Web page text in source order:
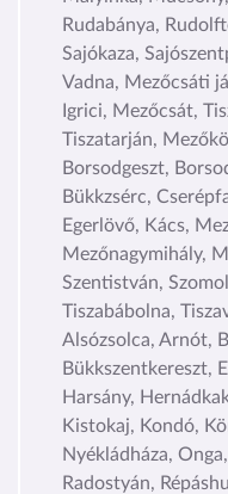
Rudabánya,
Sajókaza,
Vadna, Mezőcsáti
Igrici, Mezőcsát,
Tiszatarján,
Borsodgeszt,
Bükkzsérc,
Egerlövő, Kács,
Mezőnagymihály,
Szentistván,
Tiszabábolna,
Alsózsolca, Arnót,
Bükkszentkereszt,
Harsány,
Kistokaj, Kondó,
Nyékládháza,
Radostyán,